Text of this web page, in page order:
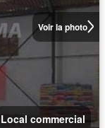
Voir la photo
Local commercial